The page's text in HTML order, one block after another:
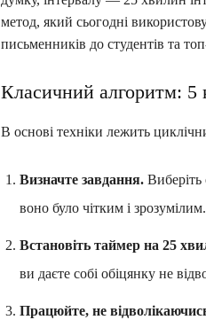
метод, який сьогодні
письменників до студентів та
Класичний алгоритм: 5
В основі техніки лежить
Визначте завдання.
воно було чітким і зрозумілим.
Встановіть таймер на 25
ви даєте собі обіцянку не
Працюйте, не